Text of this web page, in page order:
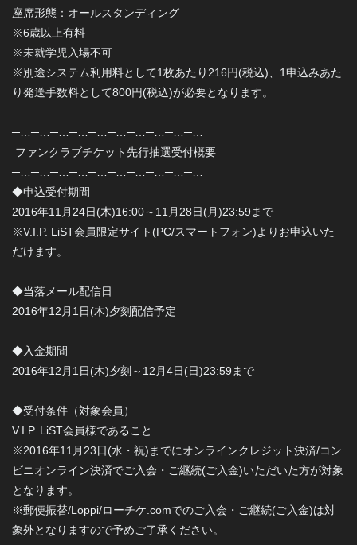
座席形態：オールスタンディング
※6歳以上有料
※未就学児入場不可
※別途システム利用料として1枚あたり216円(税込)、1申込みあた
り発送手数料として800円(税込)が必要となります。
─…─…─…─…─…─…─…─…─…─…
ファンクラブチケット先行抽選受付概要
─…─…─…─…─…─…─…─…─…─…
◆申込受付期間
2016年11月24日(木)16:00～11月28日(月)23:59まで
※V.I.P. LiST会員限定サイト(PC/スマートフォン)よりお申込いた
だけます。
◆当落メール配信日
2016年12月1日(木)夕刻配信予定
◆入金期間
2016年12月1日(木)夕刻～12月4日(日)23:59まで
◆受付条件（対象会員）
V.I.P. LiST会員様であること
※2016年11月23日(水・祝)までにオンラインクレジット決済/コン
ビニオンライン決済でご入会・ご継続(ご入金)いただいた方が対象
となります。
※郵便振替/Loppi/ローチケ.comでのご入会・ご継続(ご入金)は対
象外となりますので予めご了承ください。